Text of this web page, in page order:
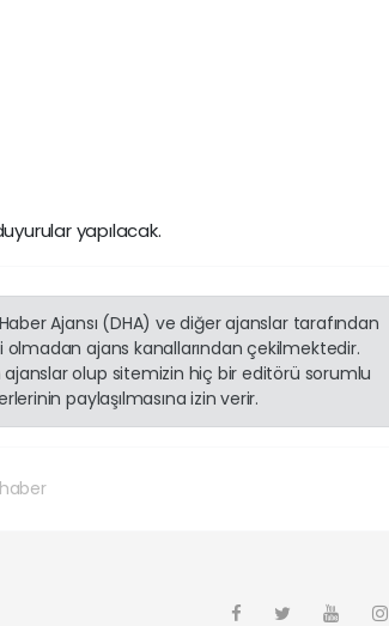
yapılacak.
Ajansı (DHA) ve diğer ajanslar tarafından
ajans kanallarından çekilmektedir.
olup sitemizin hiç bir editörü sorumlu
paylaşılmasına izin verir.